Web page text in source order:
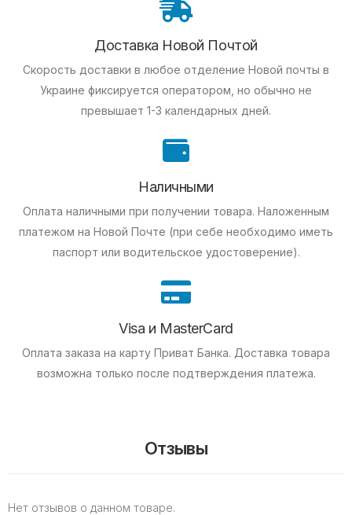
Доставка Новой Почтой
Скорость доставки в любое отделение Новой почты в
Украине фиксируется оператором, но обычно не
превышает 1-3 календарных дней.
Наличными
Оплата наличными при получении товара. Наложенным
платежом на Новой Почте (при себе необходимо иметь
паспорт или водительское удостоверение).
Visa и MasterCard
Оплата заказа на карту Приват Банка. Доставка товара
возможна только после подтверждения платежа.
Отзывы
Нет отзывов о данном товаре.